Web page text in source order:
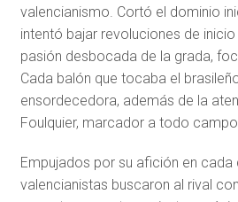
valencianismo. Cortó el dominio
intentó bajar revoluciones de
pasión desbocada de la grada,
Cada balón que tocaba el
ensordecedora, además de la
Foulquier, marcador a todo
Empujados por su afición en cada
valencianistas buscaron al rival